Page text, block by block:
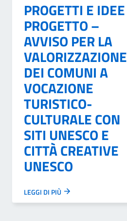
PROGETTI E IDEE
PROGETTO –
AVVISO PER LA
VALORIZZAZIONE
DEI COMUNI A
VOCAZIONE
TURISTICO-
CULTURALE CON
SITI UNESCO E
CITTÀ CREATIVE
UNESCO
LEGGI DI PIÙ